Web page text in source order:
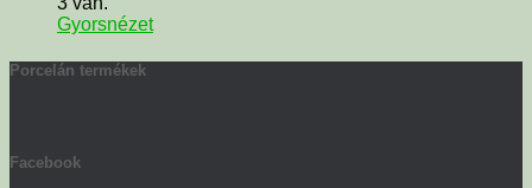
Gyorsnézet
Porcelán termékek
Facebook